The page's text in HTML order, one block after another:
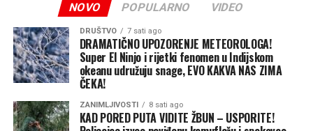
Poljoprivreda čini čak 60 odsto ukupnog robnog izvoza
Ukrajine, pa ovi ruski napadi stižu u najgorem mogućem
trenutku – baš kada se poljoprivrednici spremaju za
žetvu. Ako ova blokada potraje, Rusija bi mogla da
presiječe ključni izvor deviznih prihoda Ukrajine i ojača
svoju pregovaračku poziciju u svijetu tako što će nanijeti
udarac velikim uvoznicima žita u Africi i Aziji, piše Tajm.
NOVO POPULARNO VIDEO
DRUŠTVO 7 sati ago
DRAMATIČNO UPOZORENJE METEOROLOGA!
Super El Ninjo i rijetki fenomen u Indijskom
okeanu udružuju snage, EVO KAKVA NAS ZIMA
ČEKA!
ZANIMLJIVOSTI 8 sati ago
KAD PORED PUTA VIDITE ŽBUN – USPORITE!